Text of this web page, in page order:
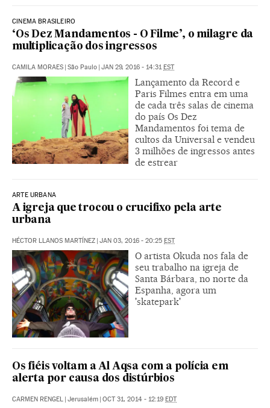
CINEMA BRASILEIRO
‘Os Dez Mandamentos - O Filme’, o milagre da
multiplicação dos ingressos
CAMILA MORAES São Paulo JAN 29, 2016 - 14:31 EST
Lançamento da Record e
Paris Filmes entra em uma
de cada três salas de cinema
do país Os Dez
Mandamentos foi tema de
cultos da Universal e vendeu
3 milhões de ingressos antes
de estrear
ARTE URBANA
A igreja que trocou o crucifixo pela arte
urbana
HÉCTOR LLANOS MARTÍNEZ JAN 03, 2016 - 20:25 EST
O artista Okuda nos fala de
seu trabalho na igreja de
Santa Bárbara, no norte da
Espanha, agora um
'skatepark'
Os fiéis voltam a Al Aqsa com a polícia em
alerta por causa dos distúrbios
CARMEN RENGEL Jerusalém OCT 31, 2014 - 12:19 EDT